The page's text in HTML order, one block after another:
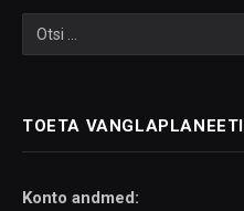
TOETA VANGLAPLANEETI
Konto andmed: